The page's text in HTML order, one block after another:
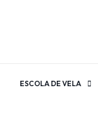
ESCOLA DE VELA